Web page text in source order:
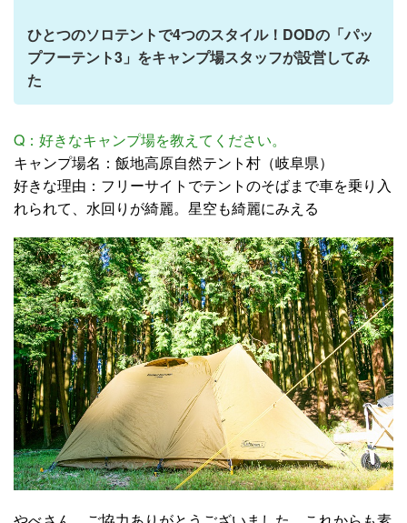
ひとつのソロテントで4つのスタイル！DODの「パッ
プフーテント3」をキャンプ場スタッフが設営してみ
た
Q：好きなキャンプ場を教えてください。
キャンプ場名：飯地高原自然テント村（岐阜県）
好きな理由：フリーサイトでテントのそばまで車を乗り入
れられて、水回りが綺麗。星空も綺麗にみえる